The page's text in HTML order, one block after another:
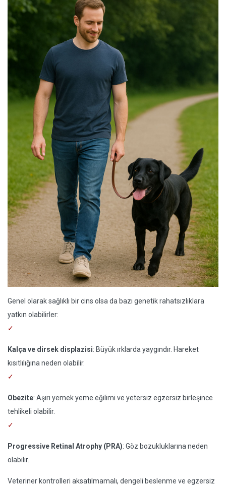
Genel olarak sağlıklı bir cins olsa da bazı genetik rahatsızlıklara
yatkın olabilirler:
Kalça ve dirsek displazisi: Büyük ırklarda yaygındır. Hareket
kısıtlılığına neden olabilir.
Obezite: Aşırı yemek yeme eğilimi ve yetersiz egzersiz birleşince
tehlikeli olabilir.
Progressive Retinal Atrophy (PRA): Göz bozukluklarına neden
olabilir.
Veteriner kontrolleri aksatılmamalı, dengeli beslenme ve egzersiz